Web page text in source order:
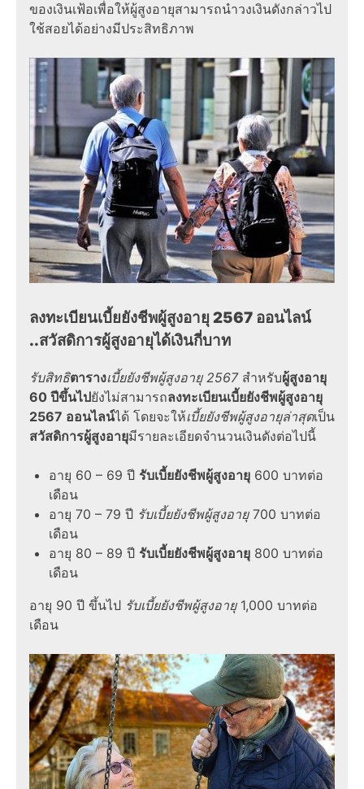
ของเงินเฟ้อเพื่อให้ผู้สูงอายุสามารถนำวงเงินดังกล่าวไป
ใช้สอยได้อย่างมีประสิทธิภาพ
ลงทะเบียนเบี้ยยังชีพผู้สูงอายุ 2567 ออนไลน์
..สวัสดิการผู้สูงอายุได้เงินกี่บาท
รับสิทธิตารางเบี้ยยังชีพผู้สูงอายุ 2567สำหรับผู้สูงอายุ
60 ปีขึ้นไปยังไม่สามารถลงทะเบียนเบี้ยยังชีพผู้สูงอายุ
2567 ออนไลน์ได้ โดยจะให้เบี้ยยังชีพผู้สูงอายุล่าสุดเป็น
สวัสดิการผู้สูงอายุมีรายละเอียดจำนวนเงินดังต่อไปนี้
อายุ 60 – 69 ปี รับเบี้ยยังชีพผู้สูงอายุ 600 บาทต่อ
เดือน
อายุ 70 – 79 ปี รับเบี้ยยังชีพผู้สูงอายุ700 บาทต่อ
เดือน
อายุ 80 – 89 ปี รับเบี้ยยังชีพผู้สูงอายุ 800 บาทต่อ
เดือน
อายุ 90 ปี ขึ้นไป รับเบี้ยยังชีพผู้สูงอายุ1,000 บาทต่อ
เดือน